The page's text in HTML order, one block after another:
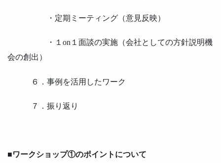
・定期ミーティング（意見反映）
・１on１面談の実施（会社としての方針説明機
会の創出）
６．事例を活用したワーク
７．振り返り
■ワークショップ①のポイントについて